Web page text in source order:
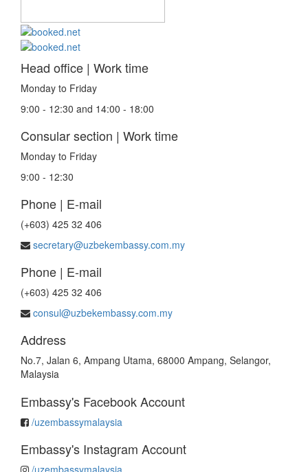
Head office | Work time
Monday to Friday
9:00 - 12:30 and 14:00 - 18:00
Consular section | Work time
Monday to Friday
9:00 - 12:30
Phone | E-mail
(+603) 425 32 406
secretary@uzbekembassy.com.my
Phone | E-mail
(+603) 425 32 406
consul@uzbekembassy.com.my
Address
No.7, Jalan 6, Ampang Utama, 68000 Ampang, Selangor,
Malaysia
Embassy's Facebook Account
/uzembassymalaysia
Embassy's Instagram Account
/uzembassymalaysia